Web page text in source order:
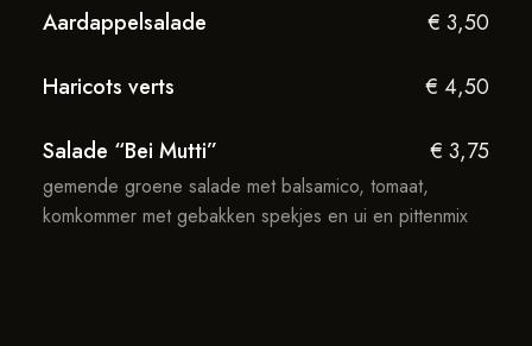
Aardappelsalade € 3,50
Haricots verts € 4,50
Salade “Bei Mutti” € 3,75
gemende groene salade met balsamico, tomaat,
komkommer met gebakken spekjes en ui en pittenmix